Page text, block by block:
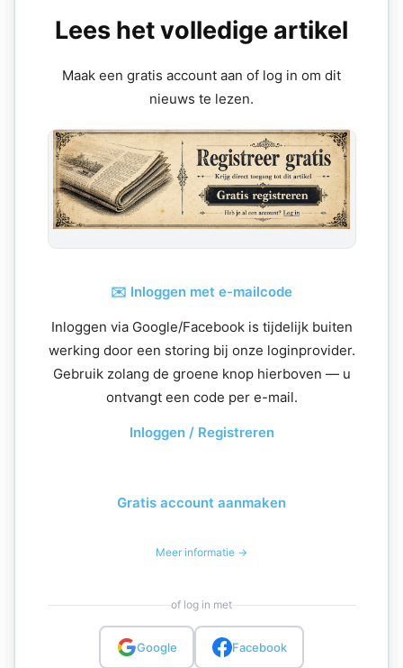
Lees het volledige artikel
Maak een gratis account aan of log in om dit
nieuws te lezen.
✉️ Inloggen met e-mailcode
Inloggen via Google/Facebook is tijdelijk buiten
werking door een storing bij onze loginprovider.
Gebruik zolang de groene knop hierboven — u
ontvangt een code per e-mail.
Inloggen / Registreren
Gratis account aanmaken
Meer informatie →
of log in met
Google Facebook